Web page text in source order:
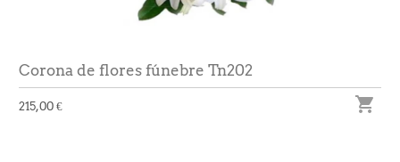
Corona de flores fúnebre Tn202
215,00 € 